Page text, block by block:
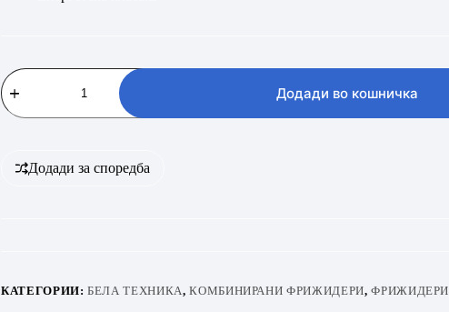
BEKO
B1RCNA344W
количина
Додади во кошничка
Додади за споредба
КАТЕГОРИИ:БЕЛА ТЕХНИКА,КОМБИНИРАНИ ФРИЖИДЕРИ,ФРИЖИДЕРИ